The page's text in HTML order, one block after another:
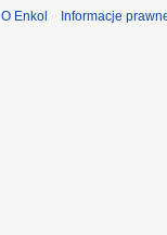
O Enkol Informacje